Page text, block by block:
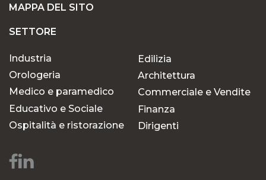
MAPPA DEL SITO
SETTORE
Industria
Orologeria
Medico e paramedico
Educativo e Sociale
Ospitalità e ristorazione
Edilizia
Architettura
Commerciale e Vendite
Finanza
Dirigenti